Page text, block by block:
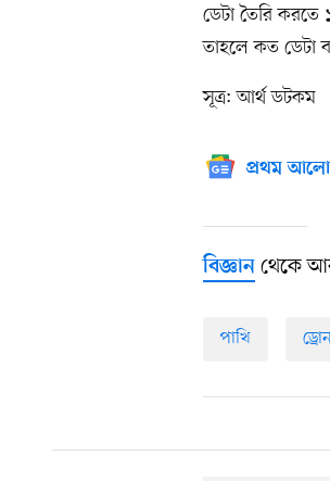
ডেটা তৈরি করতে
তাহলে কত ডেটা
সূত্র: আর্থ ডটকম
প্রথম
বিজ্ঞান থেকে
পাখি